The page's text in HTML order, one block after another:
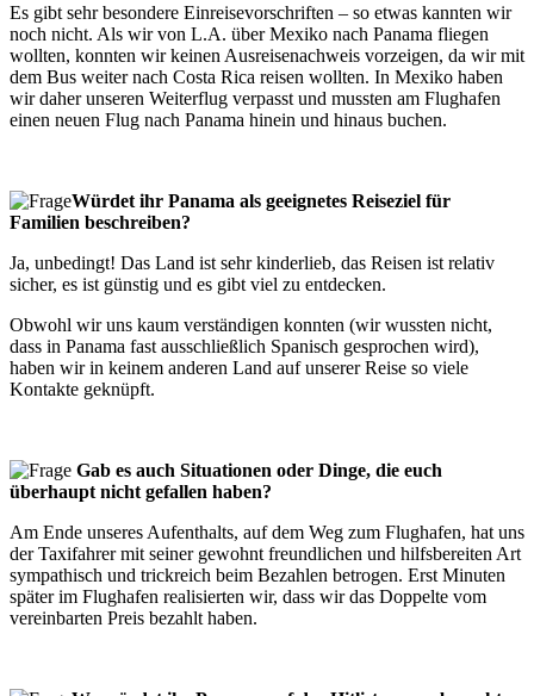
Es gibt sehr besondere Einreisevorschriften – so etwas kannten wir
noch nicht. Als wir von L.A. über Mexiko nach Panama fliegen
wollten, konnten wir keinen Ausreisenachweis vorzeigen, da wir mit
dem Bus weiter nach Costa Rica reisen wollten. In Mexiko haben
wir daher unseren Weiterflug verpasst und mussten am Flughafen
einen neuen Flug nach Panama hinein und hinaus buchen.
Würdet ihr Panama als geeignetes Reiseziel für
Familien beschreiben?
Ja, unbedingt! Das Land ist sehr kinderlieb, das Reisen ist relativ
sicher, es ist günstig und es gibt viel zu entdecken.
Obwohl wir uns kaum verständigen konnten (wir wussten nicht,
dass in Panama fast ausschließlich Spanisch gesprochen wird),
haben wir in keinem anderen Land auf unserer Reise so viele
Kontakte geknüpft.
Gab es auch Situationen oder Dinge, die euch
überhaupt nicht gefallen haben?
Am Ende unseres Aufenthalts, auf dem Weg zum Flughafen, hat uns
der Taxifahrer mit seiner gewohnt freundlichen und hilfsbereiten Art
sympathisch und trickreich beim Bezahlen betrogen. Erst Minuten
später im Flughafen realisierten wir, dass wir das Doppelte vom
vereinbarten Preis bezahlt haben.